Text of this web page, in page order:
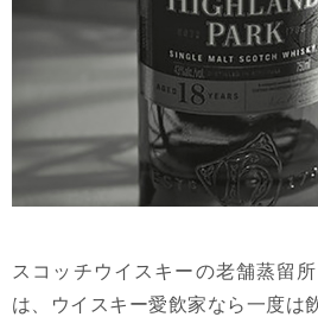
スコッチウイスキーの老舗蒸留
は、ウイスキー愛飲家なら一度は